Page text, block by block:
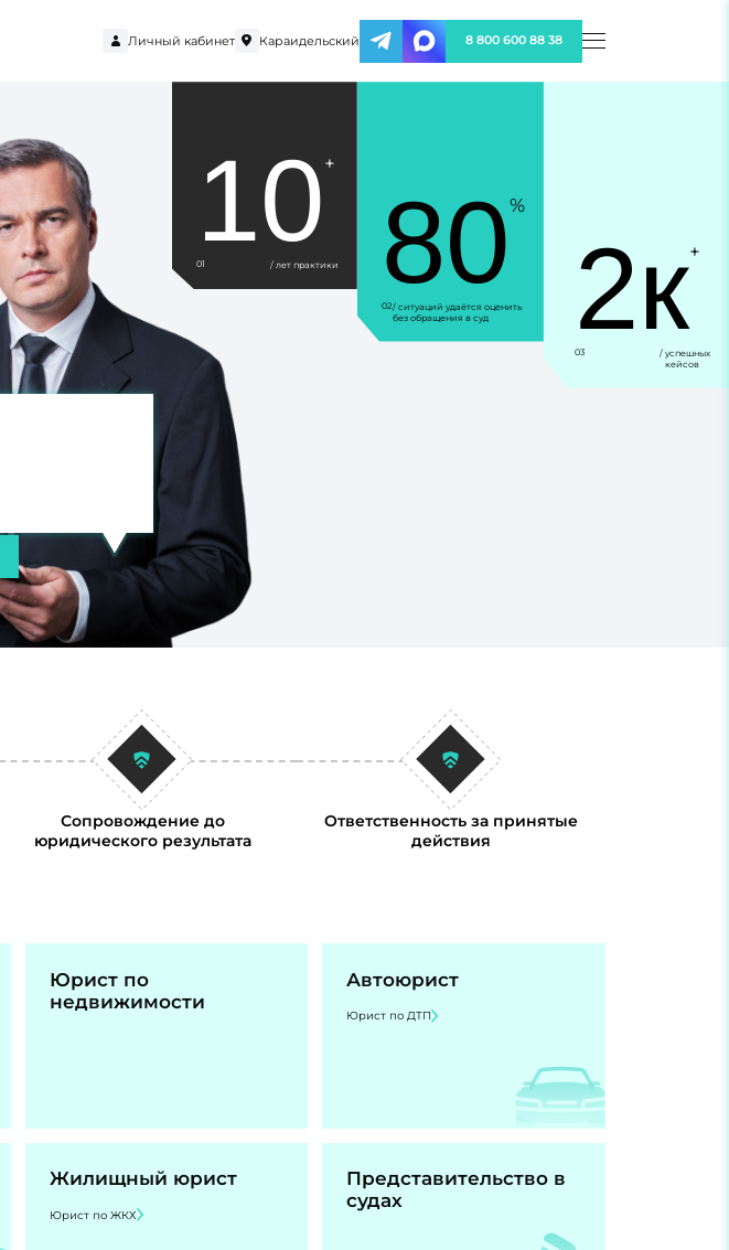
Личный кабинет Караидельский 8 800 600 88 38
10 +
01 / лет практики 80%
02/ ситуаций удаётся оценить
без обращения в суд
2к+
03
/ успешных
кейсов
Сопровождение до
юридического результата
Ответственность за принятые
действия
Юрист по
недвижимости
Автоюрист
Юрист по ДТП
Жилищный юрист
Юрист по ЖКХ
Представительство в
судах